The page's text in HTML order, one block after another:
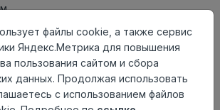
градусов
файлы cookie, а также сервис
Яндекс.Метрика для повышения
пользования сайтом и сбора
данных. Продолжая использовать
с использованием файлов